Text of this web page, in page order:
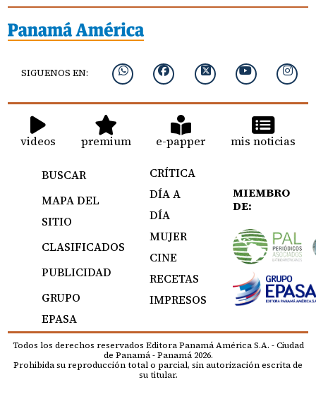
SIGUENOS EN:
videos premium e-papper mis noticias
BUSCAR
MAPA DEL
SITIO
CLASIFICADOS
PUBLICIDAD
GRUPO
EPASA
CRÍTICA
DÍA A
DÍA
MUJER
CINE
RECETAS
IMPRESOS
MIEMBRO
DE:
Todos los derechos reservados Editora Panamá América S.A. - Ciudad
de Panamá - Panamá 2026.
Prohibida su reproducción total o parcial, sin autorización escrita de
su titular.